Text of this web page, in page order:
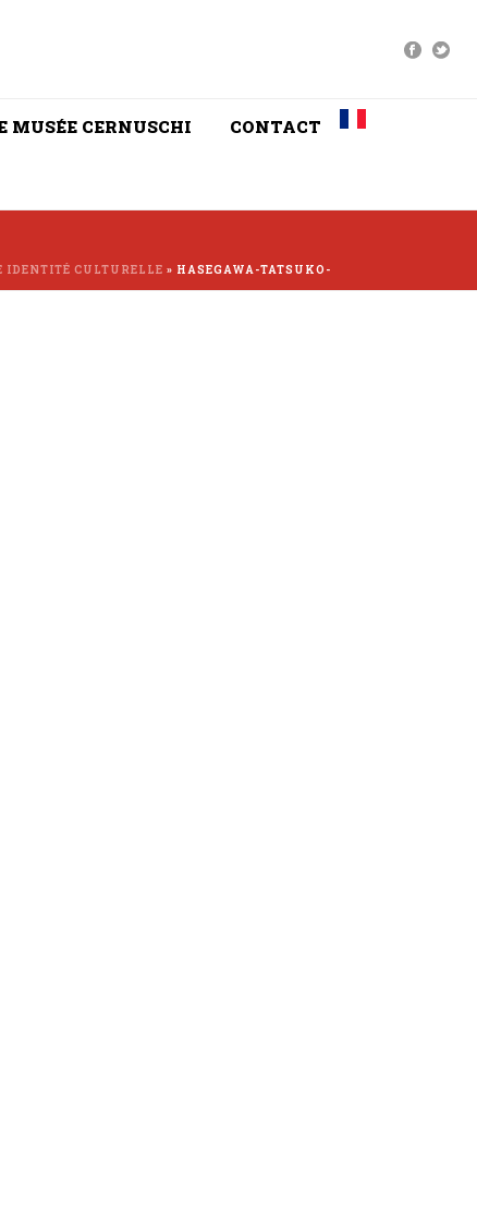
MUSÉE CERNUSCHI CONTACT
IDENTITÉ CULTURELLE » HASEGAWA-TATSUKO-